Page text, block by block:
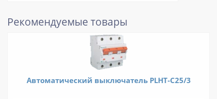
Рекомендуемые товары
Автоматический выключатель PLHT-C25/3